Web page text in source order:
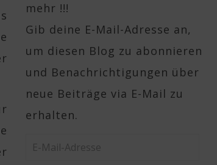
mehr !!!
Gib deine E-Mail-Adresse an,
um diesen Blog zu abonnieren
und Benachrichtigungen über
neue Beiträge via E-Mail zu
erhalten.
E-Mail-Adresse